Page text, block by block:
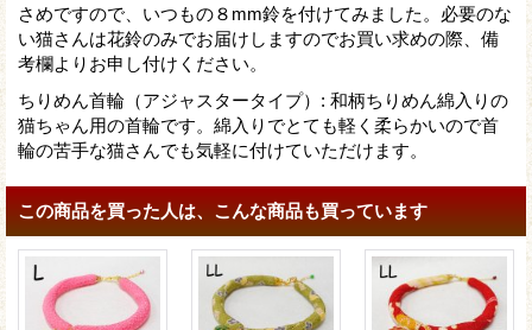
さめですので、いつもの８mm鈴を付けてみました。必要のな
い猫さんは花鈴のみでお届けしますのでお買い求めの際、備
考欄よりお申し付けください。
ちりめん首輪（アジャスタータイプ） : 和柄ちりめん綿入りの
猫ちゃん用の首輪です。綿入りでとても軽く柔らかいので首
輪の苦手な猫さんでも気軽に付けていただけます。
この商品を買った人は、こんな商品も買っています